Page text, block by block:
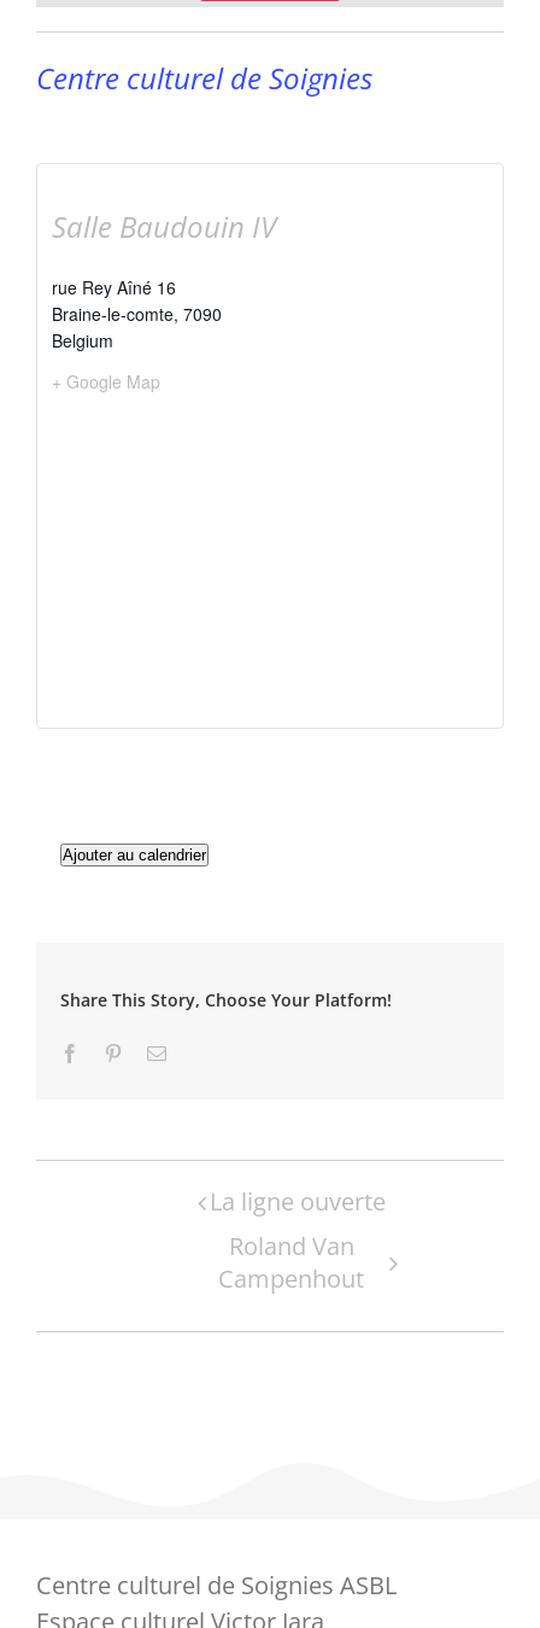
Centre culturel de Soignies
Salle Baudouin IV
rue Rey Aîné 16
Braine-le-comte, 7090
Belgium
+ Google Map
Ajouter au calendrier
Share This Story, Choose Your Platform!
FacebookPinterestEmail
La ligne ouverte
Roland Van
Campenhout
Centre culturel de Soignies ASBL
Espace culturel Victor Jara